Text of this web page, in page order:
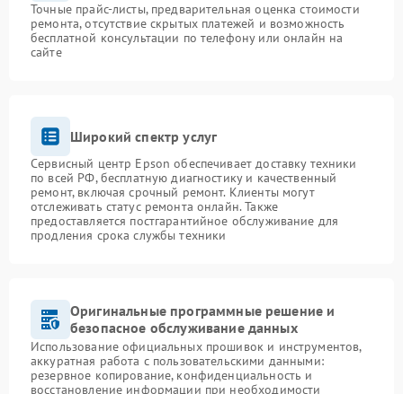
Точные прайс-листы, предварительная оценка стоимости
ремонта, отсутствие скрытых платежей и возможность
бесплатной консультации по телефону или онлайн на
сайте
Широкий спектр услуг
Сервисный центр Epson обеспечивает доставку техники
по всей РФ, бесплатную диагностику и качественный
ремонт, включая срочный ремонт. Клиенты могут
отслеживать статус ремонта онлайн. Также
предоставляется постгарантийное обслуживание для
продления срока службы техники
Оригинальные программные решение и
безопасное обслуживание данных
Использование официальных прошивок и инструментов,
аккуратная работа с пользовательскими данными:
резервное копирование, конфиденциальность и
восстановление информации при необходимости